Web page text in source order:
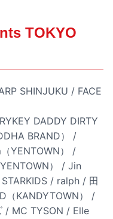
TOKYO
SHINJUKU / FACE
DADDY DIRTY
BRAND） /
YENTOWN） /
） / Jin
/ ralph / 田
（KANDYTOWN） /
/ MC TYSON / Elle